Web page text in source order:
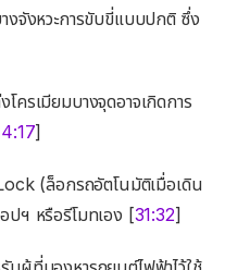
งจังหวะการขับขี่แบบปกติ ซึ่ง
ครเมียมบางจุดอาจเกิดการ
]
(ล็อกรถอัตโนมัติเมื่อเดิน
ปฯ หรือรีโมทเอง [31:32]